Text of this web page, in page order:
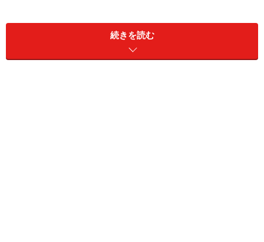
い方・伝え方でこんなに変わる 保護者の相談・クレーム
（学事出版）から一部抜粋・編集し、家庭を
続きを読む